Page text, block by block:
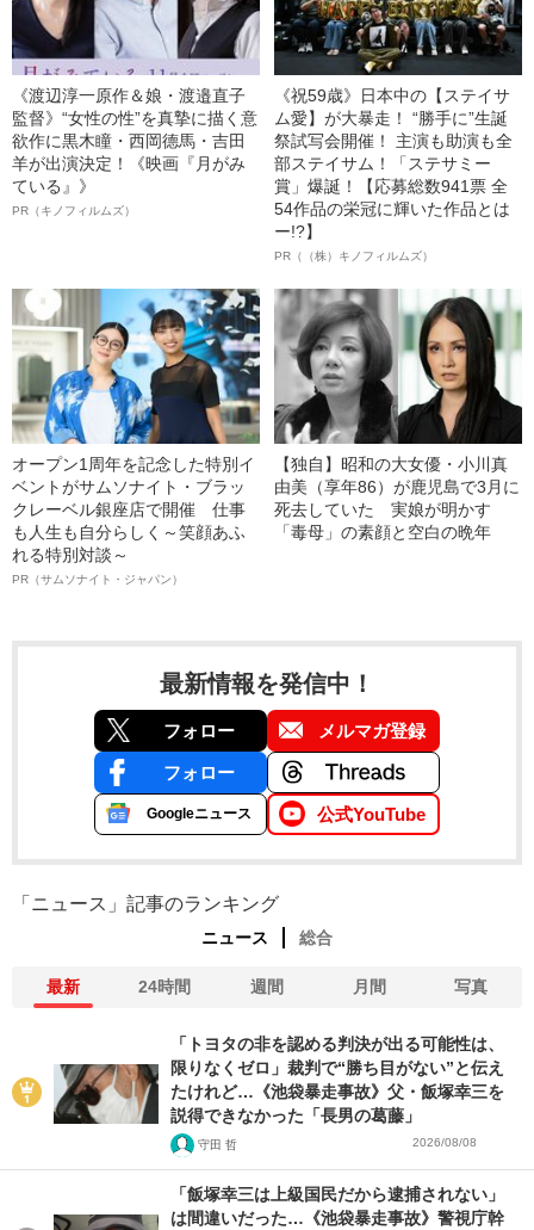
《渡辺淳一原作＆娘・渡邉直子
監督》“女性の性”を真摯に描く意
欲作に黒木瞳・西岡德馬・吉田
羊が出演決定！《映画『月がみ
ている』》
PR（キノフィルムズ）
《祝59歳》日本中の【ステイサ
ム愛】が大暴走！ “勝手に”生誕
祭試写会開催！ 主演も助演も全
部ステイサム！「ステサミー
賞」爆誕！【応募総数941票 全
54作品の栄冠に輝いた作品とは
ー!?】
PR（（株）キノフィルムズ）
オープン1周年を記念した特別イ
ベントがサムソナイト・ブラッ
クレーベル銀座店で開催 仕事
も人生も自分らしく～笑顔あふ
れる特別対談～
PR（サムソナイト・ジャパン）
【独自】昭和の大女優・小川真
由美（享年86）が鹿児島で3月に
死去していた 実娘が明かす
「毒母」の素顔と空白の晩年
最新情報を発信中！
フォロー メルマガ登録
フォロー
Googleニュース 公式YouTube
「ニュース」記事のランキング
ニュース 総合
最新 24時間 週間 月間 写真
「トヨタの非を認める判決が出る可能性は、
限りなくゼロ」裁判で“勝ち目がない”と伝え
たけれど…《池袋暴走事故》父・飯塚幸三を
説得できなかった「長男の葛藤」
守田 哲 2026/08/08
「飯塚幸三は上級国民だから逮捕されない」
は間違いだった…《池袋暴走事故》警視庁幹